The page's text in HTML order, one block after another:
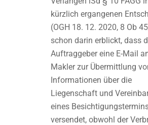
kürzlich ergangenen
(OGH 18. 12. 2020, 8 Ob
schon darin erblickt, dass
Auftraggeber eine E-Mail
Makler zur Übermittlung
Informationen über die
Liegenschaft und
eines
versendet, obwohl der